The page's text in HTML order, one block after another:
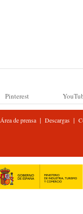
Pinterest
Área de prensa| Descargas|